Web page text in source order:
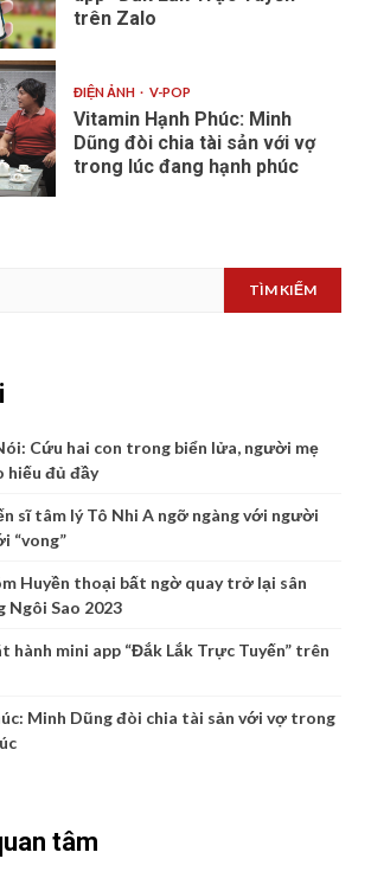
trên Zalo
ĐIỆN ẢNH V-POP
Vitamin Hạnh Phúc: Minh
Dũng đòi chia tài sản với vợ
trong lúc đang hạnh phúc
Cứu hai con trong biển lửa, người mẹ
hiếu đủ đầy
sĩ tâm lý Tô Nhi A ngỡ ngàng với người
“vong”
Huyền thoại bất ngờ quay trở lại sân
Ngôi Sao 2023
hành mini app “Đắk Lắk Trực Tuyến” trên
Minh Dũng đòi chia tài sản với vợ trong
tâm